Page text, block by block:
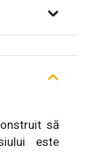
să
este